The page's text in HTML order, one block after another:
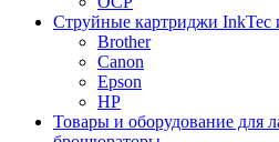
Струйные картриджи InkTec
Brother
Canon
Epson
HP
Товары и оборудование для